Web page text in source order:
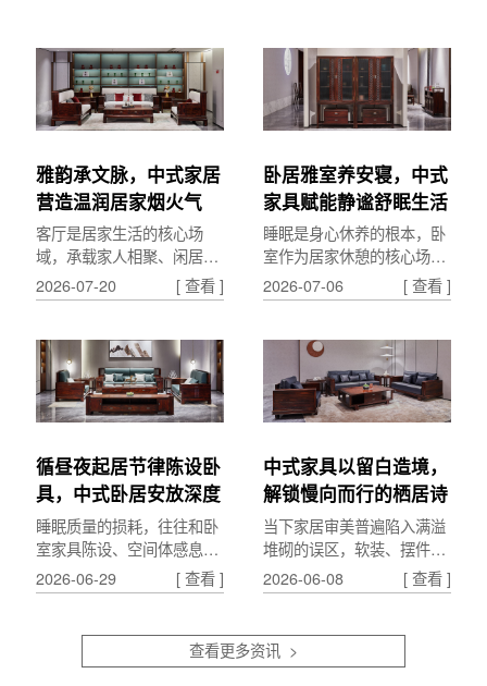
雅韵承文脉，中式家居
营造温润居家烟火气
客厅是居家生活的核心场
域，承载家人相聚、闲居休
憩、待客雅聚的诸多日常。
中式客厅的营造，以雅致家
间...
2026-07-20 [ 查看 ]
卧居雅室养安寝，中式
家具赋能静谧舒眠生活
睡眠是身心休养的根本，卧
室作为居家休憩的核心场
景，空间氛围与器物陈设，
直接影响日常睡眠质量与身
2026-07-06 [ 查看 ]
循昼夜起居节律陈设卧
具，中式卧居安放深度
安眠
睡眠质量的损耗，往往和卧
室家具陈设、空间体感息息
相关。中式卧居设计依托昼
夜阴阳节律，通过卧具形
2026-06-29 [ 查看 ]
中式家具以留白造境，
解锁慢向而行的栖居诗
意
当下家居审美普遍陷入满溢
堆砌的误区，软装、摆件层
层叠加，空间美感被冗余元
素吞噬。中式茶家具的核心
白。...
2026-06-08 [ 查看 ]
查看更多资讯 >